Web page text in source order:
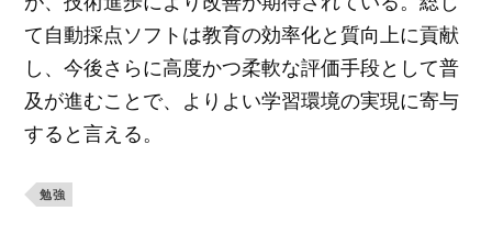
て自動採点ソフトは教育の効率化と質向上に貢献
し、今後さらに高度かつ柔軟な評価手段として普
及が進むことで、よりよい学習環境の実現に寄与
すると言える。
勉強